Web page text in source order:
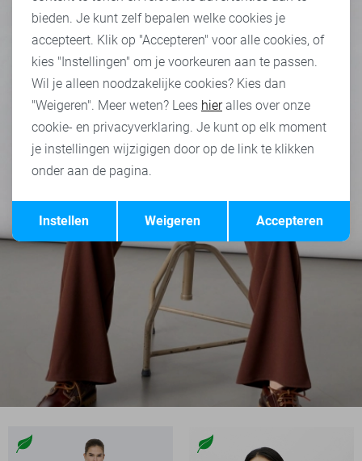
Terug Opslaan
bieden. Je kunt zelf bepalen welke cookies je
accepteert. Klik op "Accepteren" voor alle cookies, of
kies "Instellingen" om je voorkeuren aan te passen.
Wil je alleen noodzakelijke cookies? Kies dan
"Weigeren". Meer weten? Lees hieralles over onze
cookie- en privacyverklaring. Je kunt op elk moment
je instellingen wijzigigen door op de link te klikken
onder aan de pagina.
Accepteren
Weigeren
Instellen